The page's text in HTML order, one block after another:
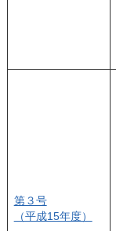
第３号
（平成15年度）